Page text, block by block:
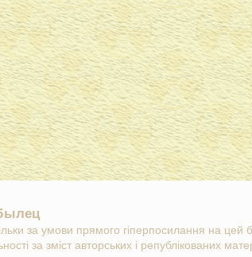
за умови прямого гіперпосилання на цей
за зміст авторських і републікованих